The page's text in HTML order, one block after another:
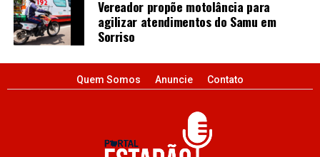
Vereador propõe motolância para
agilizar atendimentos do Samu em
Sorriso
Quem Somos Anuncie Contato